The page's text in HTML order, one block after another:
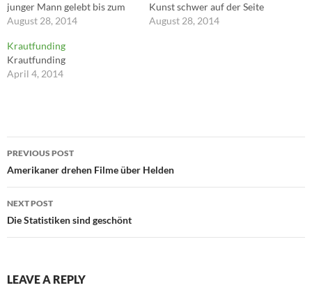
junger Mann gelebt bis zum
Schluss. ---Heiner Bastian
August 28, 2014
Kunst schwer auf der Seite
des Lebens ruhen muss, dass
August 28, 2014
Krautfunding
Krautfunding
April 4, 2014
Post
navigation
PREVIOUS POST
Amerikaner drehen Filme über Helden
NEXT POST
Die Statistiken sind geschönt
LEAVE A REPLY